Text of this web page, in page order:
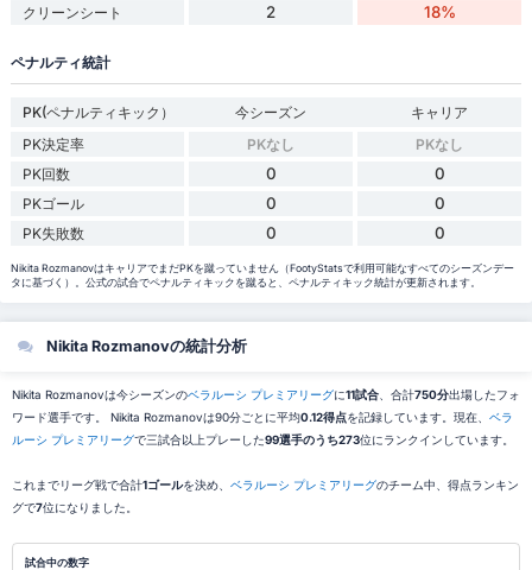
クリーンシート 2 18%
ペナルティ統計
PK(ペナルティキック） 今シーズン
キャリア
PK決定率
PKなし
PKなし
PK回数
0 0
PKゴール 0 0
PK失敗数 0 0
Nikita RozmanovはキャリアでまだPKを蹴っていません（FootyStatsで利用可能なすべてのシーズンデー
タに基づく）。公式の試合でペナルティキックを蹴ると、ペナルティキック統計が更新されます。
Nikita Rozmanovの統計分析
Nikita Rozmanovは今シーズンのベラルーシ プレミアリーグに11試合、合計750分出場したフォ
ワード選手です。 Nikita Rozmanovは90分ごとに平均0.12得点を記録しています。現在、 ベラ
ルーシ プレミアリーグで三試合以上プレーした99選手のうち273位にランクインしています。
これまでリーグ戦で合計1ゴールを決め、 ベラルーシ プレミアリーグのチーム中、得点ランキン
グで7位になりました。
試合中の数字